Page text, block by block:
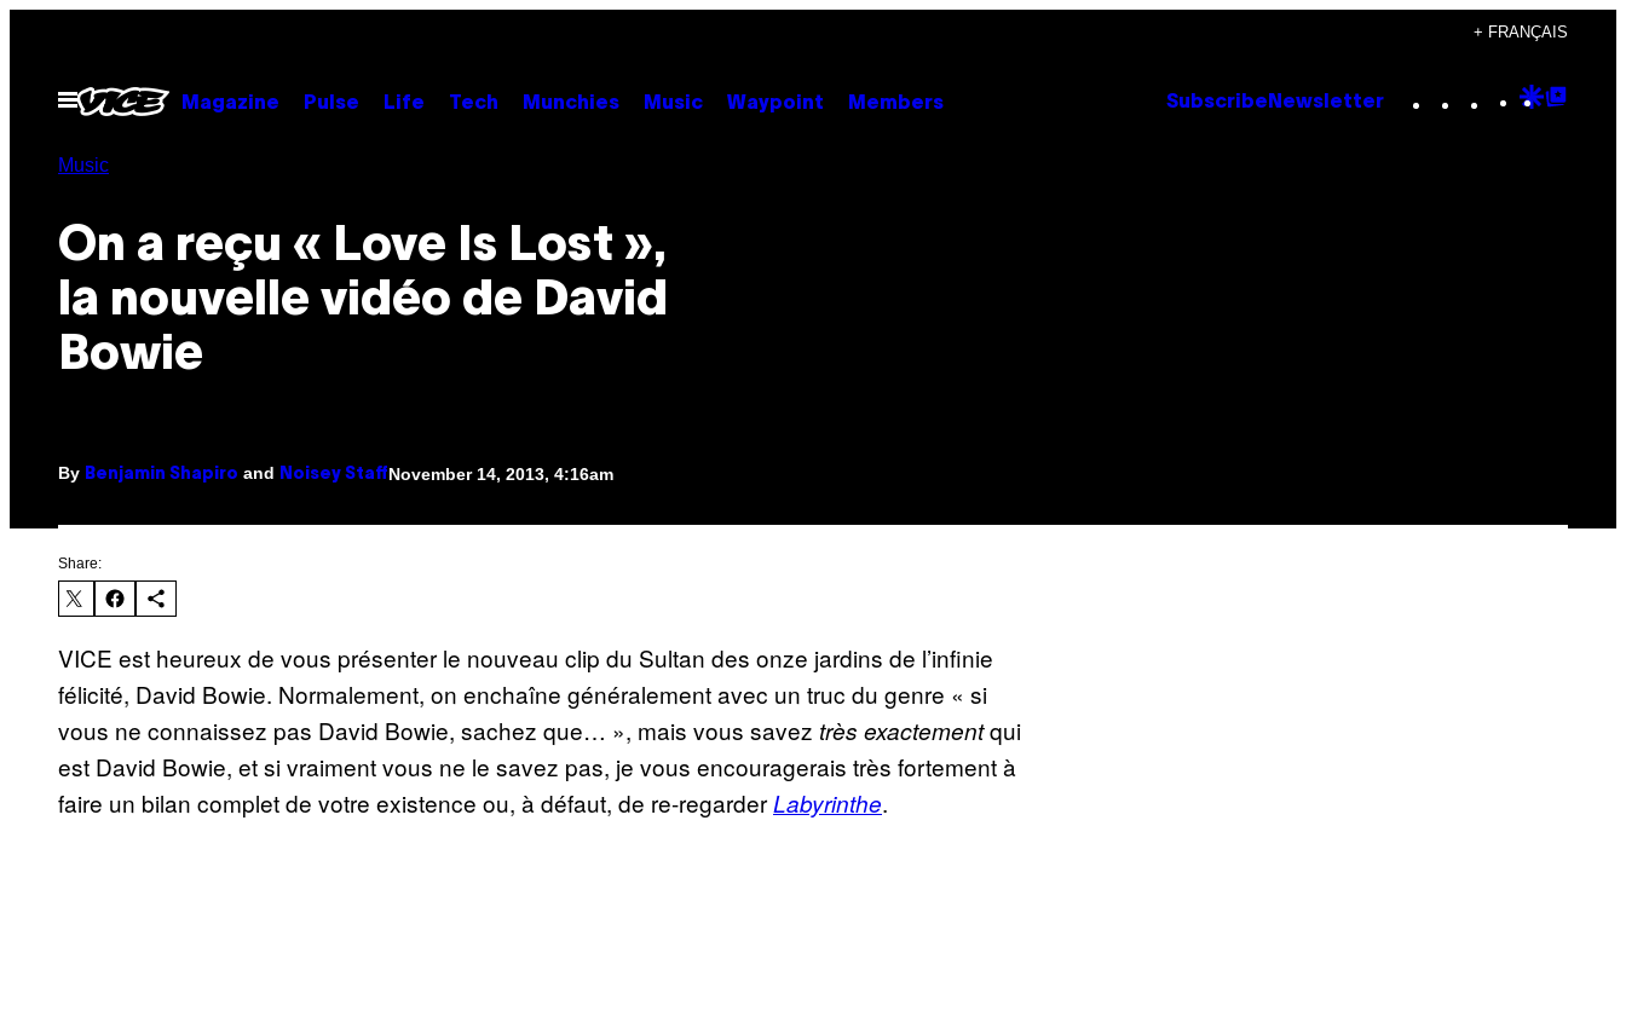
content
+ FRANÇAIS
Open
Menu
Magazine Pulse Life Tech Munchies Music Waypoint Members Subscribe Newsletter Instagram
TikTok
YouTube
Google
Music
On a reçu « Love Is Lost »,
la nouvelle vidéo de David
Bowie
By Benjamin Shapiro and Noisey StaffNovember 14, 2013, 4:16am
Share:
VICE est heureux de vous présenter le nouveau clip du Sultan des onze jardins de l’infinie
félicité, David Bowie. Normalement, on enchaîne généralement avec un truc du genre « si
vous ne connaissez pas David Bowie, sachez que… », mais vous savez très exactementqui
est David Bowie, et si vraiment vous ne le savez pas, je vous encouragerais très fortement à
faire un bilan complet de votre existence ou, à défaut, de re-regarderLabyrinthe.